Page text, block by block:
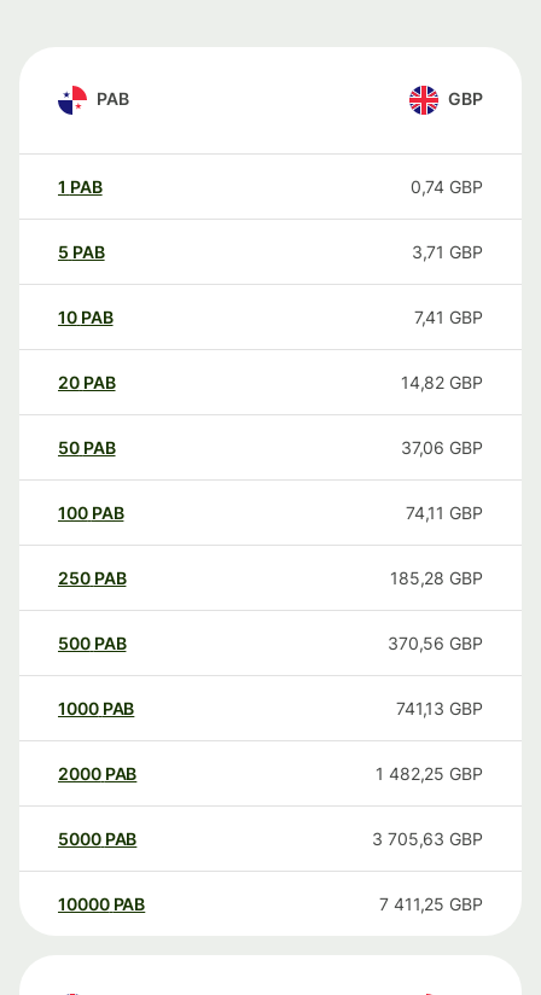
PAB GBP
1 PAB 0,74 GBP
5 PAB 3,71 GBP
10 PAB 7,41 GBP
20 PAB 14,82 GBP
50 PAB 37,06 GBP
100 PAB 74,11 GBP
250 PAB 185,28 GBP
500 PAB 370,56 GBP
1000 PAB 741,13 GBP
2000 PAB 1 482,25 GBP
5000 PAB 3 705,63 GBP
10000 PAB 7 411,25 GBP